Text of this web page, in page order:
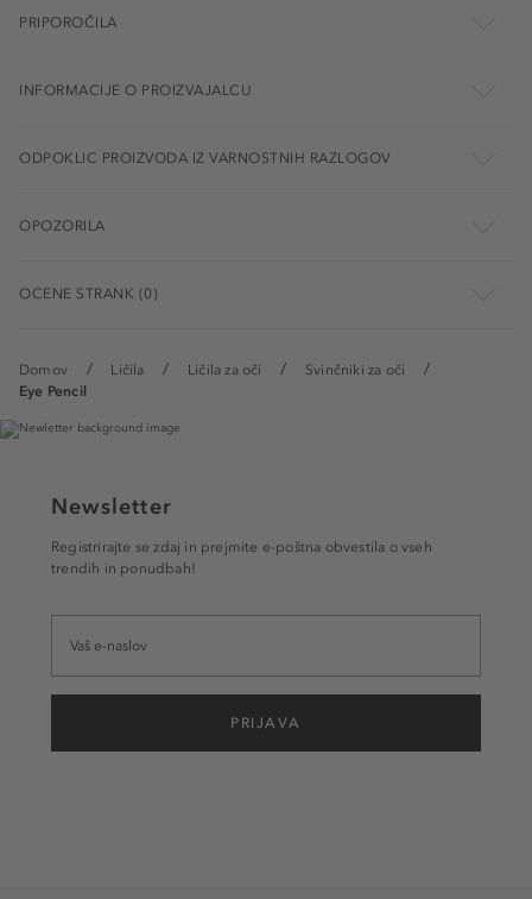
Domov Ličila Ličila za oči
Svinčniki za oči
Eye Pencil
PRIPOROČILA
INFORMACIJE O PROIZVAJALCU
ODPOKLIC PROIZVODA IZ VARNOSTNIH RAZLOGOV
OPOZORILA
OCENE STRANK (0)
Newsletter
Registrirajte se zdaj in prejmite e-poštna obvestila o vseh
trendih in ponudbah!
PRIJAVA